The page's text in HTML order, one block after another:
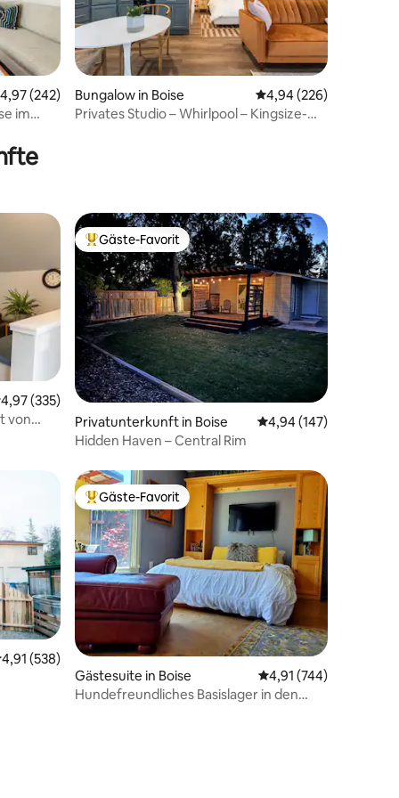
Bewertungen
Bewertung: 4,97 von 5, 242 Bewertungen
4,97 (242)
im
Bungalow in Boise Durchschnittliche
4,94 (226)
Privates Studio – Whirlpool – Kingsize-
Bewertungen
Bewertung: 4,97 von 5, 335 Bewertungen
4,97 (335)
von
Beliebter Gäste-Favorit.
Gäste-Favorit
Privatunterkunft in Boise Durchschnittliche
4,94 (147)
Hidden Haven – Central Rim
Bewertungen Bewertung: 4,91 von 5, 538 Bewertungen
4,91 (538)
Beliebter Gäste-Favorit.
Gäste-Favorit
Gästesuite in Boise Durchschnittliche
4,91 (744)
Hundefreundliches Basislager in den